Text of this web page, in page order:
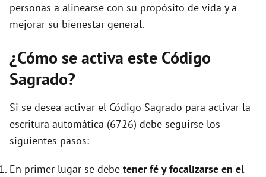
personas a alinearse con su propósito de vida y a
mejorar su bienestar general.
¿Cómo se activa este Código
Sagrado?
Si se desea activar el Código Sagrado para activar la
escritura automática (6726) debe seguirse los
siguientes pasos:
En primer lugar se debe tener fé y focalizarse en el